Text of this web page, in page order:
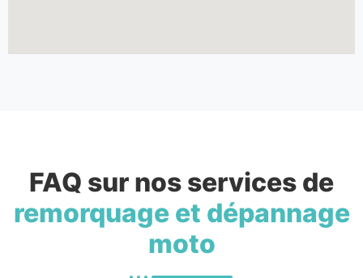
FAQ sur nos services de
remorquage et dépannage
moto